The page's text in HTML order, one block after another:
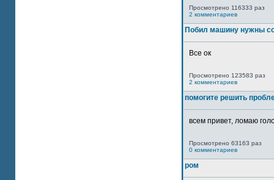
Просмотрено 116333 раз
2 комментариев
Побил машину нужны
Все ок
Просмотрено 123583 раз
2 комментариев
помогите решить
всем привет, ломаю
Просмотрено 63163 раз
0 комментариев
ром